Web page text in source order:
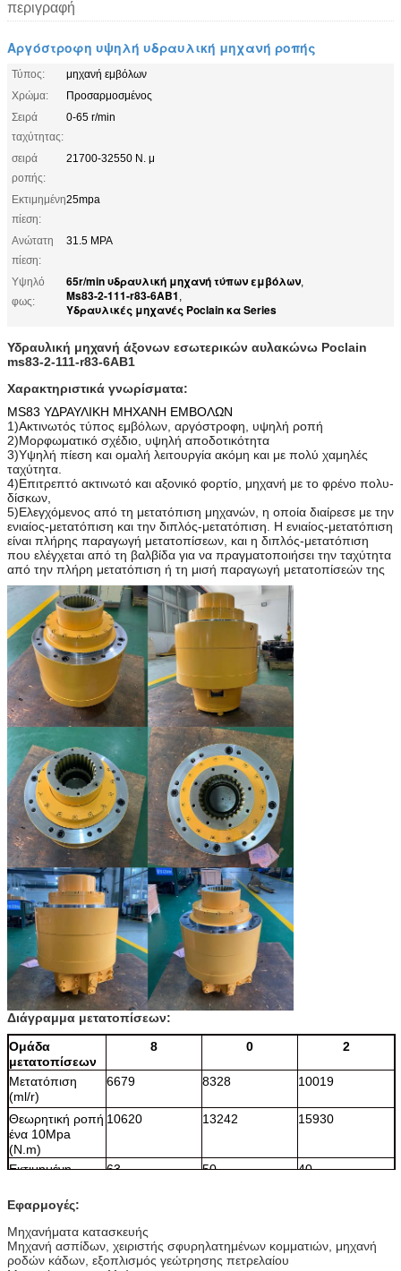
περιγραφή
Αργόστροφη υψηλή υδραυλική μηχανή ροπής
Τύπος:
μηχανή εμβόλων
Χρώμα:
Προσαρμοσμένος
Σειρά
ταχύτητας:
0-65 r/min
σειρά
ροπής:
21700-32550 Ν. μ
Εκτιμημένη
πίεση:
25mpa
Ανώτατη
πίεση:
31.5 MPA
Υψηλό
φως:
65r/min υδραυλική μηχανή τύπων εμβόλων,
Ms83-2-111-r83-6AB1 ,
Υδραυλικές μηχανές Poclain κα Series
Υδραυλική μηχανή άξονων εσωτερικών αυλακώνω Poclain
ms83-2-111-r83-6AB1
Χαρακτηριστικά γνωρίσματα:
MS83 ΥΔΡΑΥΛΙΚΗ ΜΗΧΑΝΗ ΕΜΒΟΛΩΝ
1)Ακτινωτός τύπος εμβόλων, αργόστροφη, υψηλή ροπή
2)Μορφωματικό σχέδιο, υψηλή αποδοτικότητα
3)Υψηλή πίεση και ομαλή λειτουργία ακόμη και με πολύ χαμηλές
ταχύτητα.
4)Επιτρεπτό ακτινωτό και αξονικό φορτίο, μηχανή με το φρένο πολυ-
δίσκων,
5)Ελεγχόμενος από τη μετατόπιση μηχανών, η οποία διαίρεσε με την
ενιαίος-μετατόπιση και την διπλός-μετατόπιση. Η ενιαίος-μετατόπιση
είναι πλήρης παραγωγή μετατοπίσεων, και η διπλός-μετατόπιση
που ελέγχεται από τη βαλβίδα για να πραγματοποιήσει την ταχύτητα
από την πλήρη μετατόπιση ή τη μισή παραγωγή μετατοπίσεών της
Διάγραμμα μετατοπίσεων:
Ομάδα
μετατοπίσεων
8 0 2
Μετατόπιση
(ml/r)
6679 8328 10019
Θεωρητική ροπή
ένα 10Mpa
(N.m)
10620 13242 15930
Εκτιμημένη
63 50 40
Εκτιμημένη
Ροπή ποσοστού
(N.m)
21700 27050 32550
Εφαρμογές:
Μηχανήματα κατασκευής
Μηχανή ασπίδων, χειριστής σφυρηλατημένων κομματιών, μηχανή
ροδών κάδων, εξοπλισμός γεώτρησης πετρελαίου